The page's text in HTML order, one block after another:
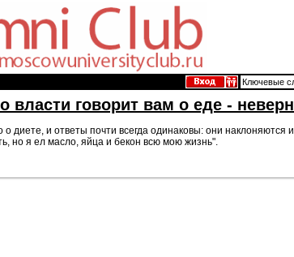
власти говорит вам о еде -
диете, и ответы почти всегда одинаковы: они наклоняются
но я ел масло, яйца и бекон всю мою жизнь".